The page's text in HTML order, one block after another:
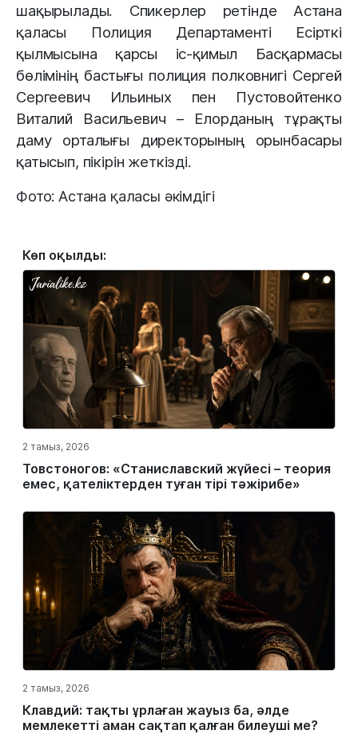
шақырылады. Спикерлер ретінде Астана
қаласы Полиция Департаменті Есірткі
қылмысына қарсы іс-қимыл Басқармасы
бөлімінің бастығы полиция полковнигі Сергей
Сергеевич Ильиных пен Пустовойтенко
Виталий Васильевич – Елорданың тұрақты
даму орталығы директорының орынбасары
қатысып, пікірін жеткізді.
Фото: Астана қаласы әкімдігі
Көп оқылды:
2 тамыз, 2026
Товстоногов: «Станиславский жүйесі – теория
емес, қателіктерден туған тірі тәжірибе»
2 тамыз, 2026
Клавдий: тақты ұрлаған жауыз ба, әлде
мемлекетті аман сақтап қалған билеуші ме?